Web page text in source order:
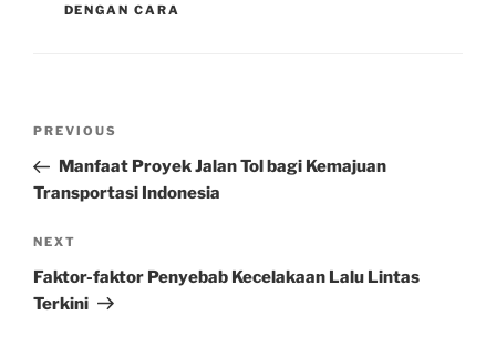
DENGAN CARA
Previous
Post
PREVIOUS
Manfaat Proyek Jalan Tol bagi Kemajuan
Transportasi Indonesia
Next
Post
NEXT
Faktor-faktor Penyebab Kecelakaan Lalu Lintas
Terkini